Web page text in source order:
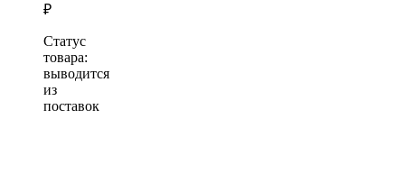
₽
Статус
товара:
выводится
из
поставок